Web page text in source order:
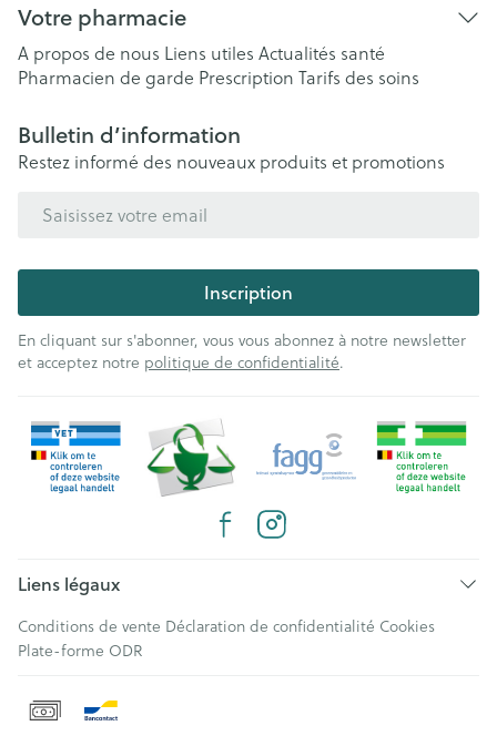
Votre pharmacie
A propos de nous Liens utiles Actualités santé
Pharmacien de garde Prescription Tarifs des soins
Bulletin d’information
Restez informé des nouveaux produits et promotions
Inscription
En cliquant sur s'abonner, vous vous abonnez à notre newsletter
et acceptez notre politique de confidentialité.
Liens légaux
Conditions de vente Déclaration de confidentialité Cookies
Plate-forme ODR